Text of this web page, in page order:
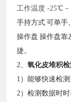
工作温度 -25℃
手持方式 可单手
操作盘 操作盘靠
捷。
2、氧化皮堆积
1）能够快速检
2）检测数据时